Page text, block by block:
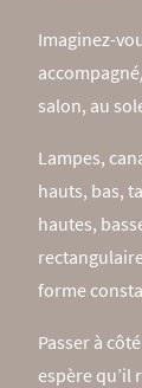
Imaginez-
salon, au
Lampes,
hauts, bas,
hautes,
forme
Passer à
espère qu’il